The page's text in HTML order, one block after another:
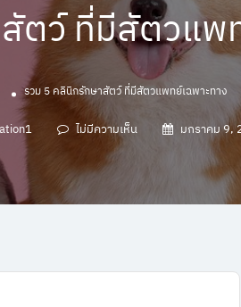
ตว์ ที่มีสัตวแพ
รวม 5 คลินิกรักษาสัตว์ ที่มีสัตวแพทย์เฉพาะทาง
ไม่มีความเห็น มกราคม 9,